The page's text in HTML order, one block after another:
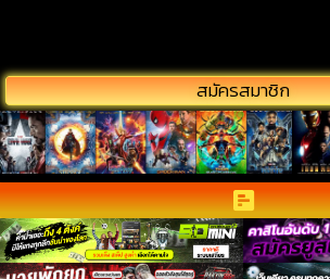
สมัครสมาชิก